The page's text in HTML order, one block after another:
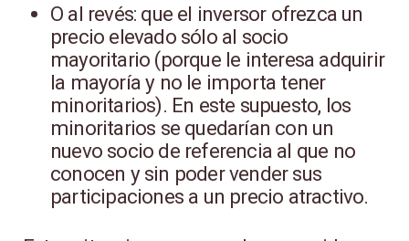
O al revés: que el inversor ofrezca un
precio elevado sólo al socio
mayoritario (porque le interesa adquirir
la mayoría y no le importa tener
minoritarios). En este supuesto, los
minoritarios se quedarían con un
nuevo socio de referencia al que no
conocen y sin poder vender sus
participaciones a un precio atractivo.